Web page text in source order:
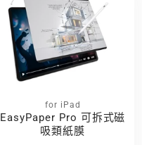
for iPad
EasyPaper Pro 可拆式磁
吸類紙膜